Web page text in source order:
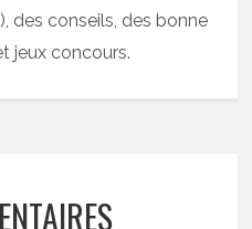
des conseils, des bonne
jeux concours.